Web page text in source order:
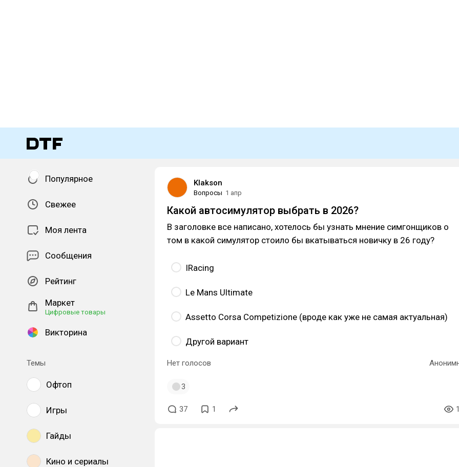
Популярное
Свежее
Моя лента
Сообщения
Рейтинг
Маркет
Цифровые товары
Викторина
Темы
Офтоп
Игры
Гайды
Кино и сериалы
Klakson
Вопросы 1 апр
Какой автосимулятор выбрать в 2026?
В заголовке все написано, хотелось бы узнать мнение симгонщиков о
том в какой симулятор стоило бы вкатываться новичку в 26 году?
IRacing
Le Mans Ultimate
Assetto Corsa Competizione (вроде как уже не самая актуальная)
Другой вариант
Нет голосов
3
37 1